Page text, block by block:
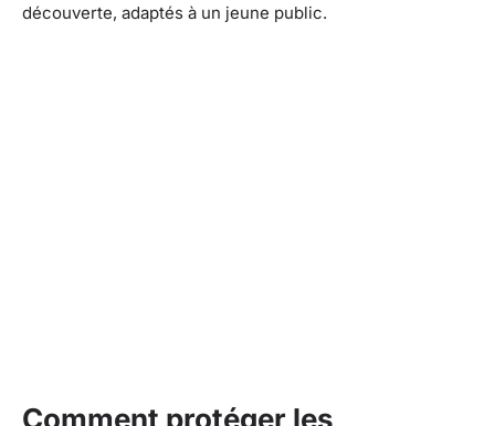
découverte, adaptés à un jeune public.
Comment protéger les